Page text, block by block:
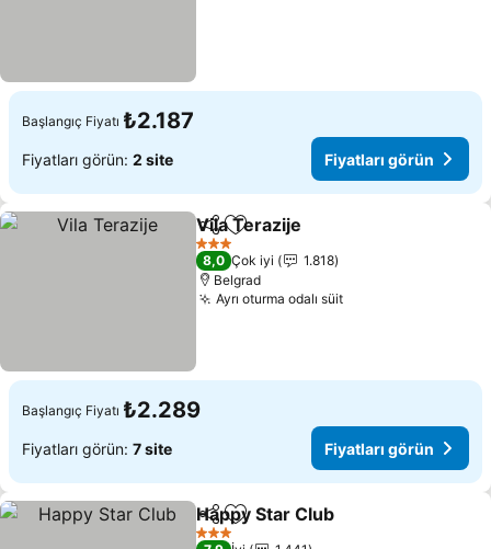
Başlangıç Fiyatı ₺2.187
Fiyatları görün: 2 site Fiyatları görün
PaylaşFavorilerime ekle
Vila Terazije
3 Yıldız
8,0 Çok iyi
1.818
Belgrad
Ayrı oturma odalı süitFiyatları görün
Başlangıç Fiyatı ₺2.289
Fiyatları görün: 7 site Fiyatları görün
PaylaşFavorilerime ekle
Happy Star Club
3 Yıldız